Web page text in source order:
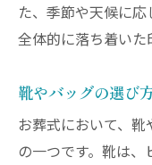
た、季節や天候に応
全体的に落ち着いた
靴やバッグの選び
お葬式において、
の一つです。靴は